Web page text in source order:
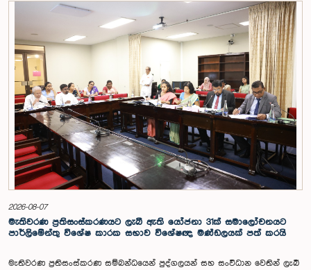
සමාජවාදී ජනරජයේ ආණ්ඩුක්‍රම ව්‍යවස්ථාවේ 153(2) ව්‍යවස්ථාව ප්‍රකාරව
විගණකාධිපති ධුරයේ වැටුප් සම්බන්ධයෙන් අදාළ යෝජනාව කාරක සභාවේ
අවධානයට යොමු කර තිබිණි.එහිදී විගණකාධිපතිවරියගේ වගකීම්, රාජ්‍ය මූල්‍ය
අධීක්ෂණය හා විගණන ක්ෂේත්‍රයේ ස්වාධීනත්වය ඇතුළු කරුණු සැලකිල්ලට
ගනිමින් වැටුප් මට්ටම පිළිබඳව කාරක සභා සභාපතිවරයා ඇතුළු මන්ත්‍රීවරුන්
විසින් අදහස් හා යෝජනා ඉදිරිපත් කරන ලදී. ආණ්ඩුක්‍රම ව්‍යස්ථාවේ 170 වෙනි
ව්‍යවස්ථාව ප්‍රකාරව විගණකාධිපති රාජ්‍ය සේවකයකු නොවන බවත් පවත්නා
රාජ්‍ය වැටුප් පරිමාණයෙන් බැහැරව විගණකාධිපතිවරයාගේ වැටුප සඳහා
විශේෂ සැලකිල්ලක් යොමු කළ හැකි බවත් මෙහිදි වැඩිදුරටත් අදහස් දක්වමින්
කාරක සභාව පවසා සිටියේය. යොජිත වැටුප, මීට පෙර සිටි
විගණකාධිපතිවරුන්ගේ වැටුප් ද සලකා බලමින් මෙම තිරණයට එළඹුණ බව
නිලධාරීන් විසින් පවසන ලදී. මිට පෙර, එය ජාතික වැටුප් හා සේවක සංඛ්‍යා
කොමිෂන් සභාවෙන් තිරණය කළ ද වර්තමානයේ එවැනි කොමිසමක් නොමැති
බවත් නිලධාරීහු සදහන් කළහ.විගණකාධිපතිවරිය සඳහා යෝජිත වැටුප්
මට්ටම අනුමත කළ ද, එම තනතුරට පැවරී ඇති වගකීම් සහ කාර්යභාරය
සැලකිල්ලට ගනිමින් වැටුප තවදුරටත් ඉහළ මට්ටමක පැවතිය යුතු බවට කාරක
සභා සභාපතිවරයා ඇතුළු මන්ත්‍රීවරුන්ගේ අදහස විය. ඒ අනුව, අදාළ වැටුප්
මට්ටම සම්බන්ධයෙන් ඉදිරියේදී තවදුරටත් අවධානය යොමු කර අවශ්‍ය තීරණ
ගැනීමේ අවශ්‍යතාව ද කාරක සභාවේදී පෙන්වා දුන් අතර ස්ථිර සහ ස්වධින
වැටුප් හා සේවක සංඛ්‍යා කොමිෂන් සභාවක් ස්ථාපිත කරන ලෙස කාරක
2026-08-07
මැතිවරණ ප්‍රතිසංස්කරණයට ලැබී ඇති යෝජනා 31ක් සමාලෝචනයට
පාර්ලිමේන්තු විශේෂ කාරක සභාව විශේෂඥ මණ්ඩලයක් පත් කරයි
මැතිවරණ ප්‍රතිසංස්කරණ සම්බන්ධයෙන් පුද්ගලයන් සහ සංවිධාන වෙතින් ලැබී